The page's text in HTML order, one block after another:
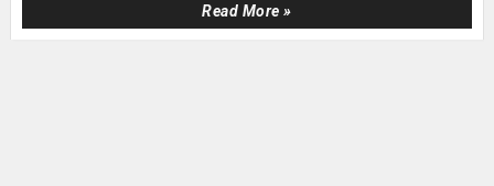
Read More »